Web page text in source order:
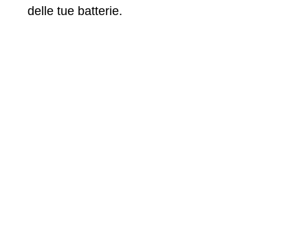
delle tue batterie.